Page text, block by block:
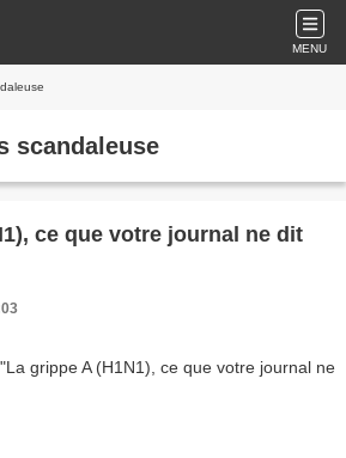
MENU
scandaleuse
ce que votre journal ne dit